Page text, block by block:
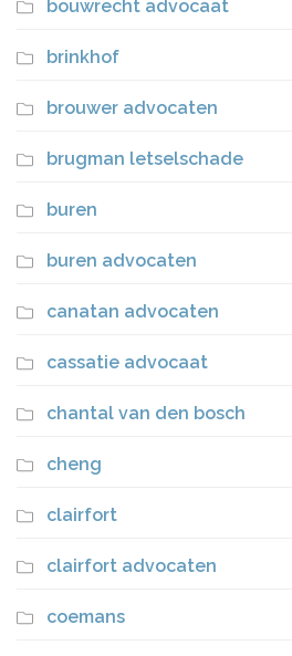
bouwrecht advocaat
brinkhof
brouwer advocaten
brugman letselschade
buren
buren advocaten
canatan advocaten
cassatie advocaat
chantal van den bosch
cheng
clairfort
clairfort advocaten
coemans